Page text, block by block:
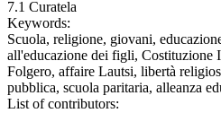
7.1 Curatela
Keywords:
Scuola, religione, giovani,
all'educazione dei figli, Costituzione
Folgero, affaire Lautsi, libertà
pubblica, scuola paritaria, alleanza
List of contributors: